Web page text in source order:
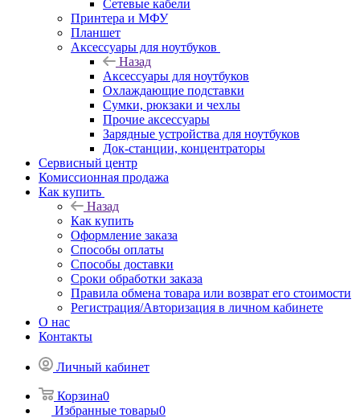
Сетевые кабели
Принтера и МФУ
Планшет
Аксессуары для ноутбуков
Назад
Аксессуары для ноутбуков
Охлаждающие подставки
Сумки, рюкзаки и чехлы
Прочие аксессуары
Зарядные устройства для ноутбуков
Док-станции, концентраторы
Сервисный центр
Комиссионная продажа
Как купить
Назад
Как купить
Оформление заказа
Способы оплаты
Способы доставки
Сроки обработки заказа
Правила обмена товара или возврат его стоимости
Регистрация/Авторизация в личном кабинете
О нас
Контакты
Личный кабинет
Корзина0
Избранные товары0